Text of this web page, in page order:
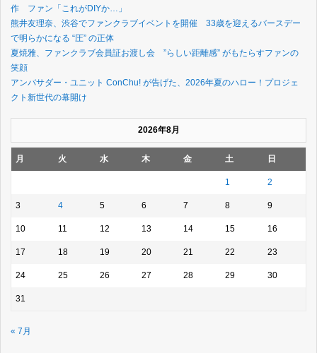
作 ファン「これがDIYか…」
熊井友理奈、渋谷でファンクラブイベントを開催 33歳を迎えるバースデー
で明らかになる “圧” の正体
夏焼雅、ファンクラブ会員証お渡し会 ”らしい距離感” がもたらすファンの
笑顔
アンバサダー・ユニット ConChu! が告げた、2026年夏のハロー！プロジェ
クト新世代の幕開け
2026年8月
月 火 水 木 金 土 日
1 2
3 4 5 6 7 8 9
10 11 12 13 14 15 16
17 18 19 20 21 22 23
24 25 26 27 28 29 30
31
« 7月